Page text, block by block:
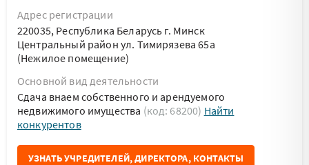
Адрес регистрации
220035, Республика Беларусь г. Минск
Центральный район ул. Тимирязева 65а
(Нежилое помещение)
Основной вид деятельности
Сдача внаем собственного и арендуемого
недвижимого имущества (код: 68200) Найти
конкурентов
УЗНАТЬ УЧРЕДИТЕЛЕЙ, ДИРЕКТОРА, КОНТАКТЫ